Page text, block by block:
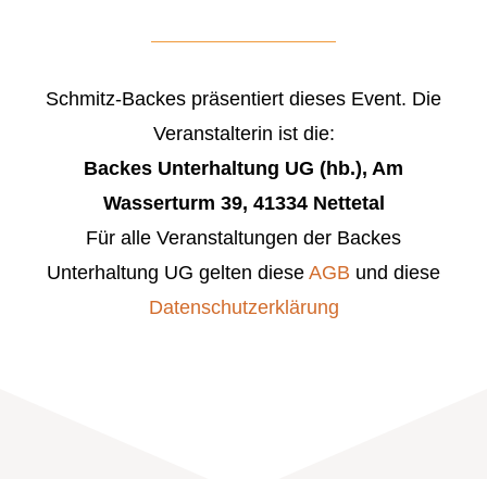
Schmitz-Backes präsentiert dieses Event. Die
Veranstalterin ist die:
Backes Unterhaltung UG (hb.), Am
Wasserturm 39, 41334 Nettetal
Für alle Veranstaltungen der Backes
Unterhaltung UG gelten diese AGB und diese
Datenschutzerklärung